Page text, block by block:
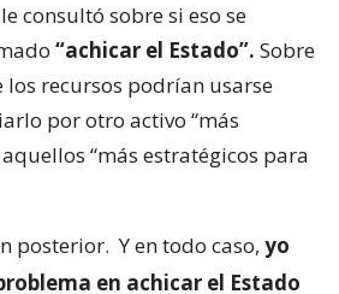
consultó sobre si eso se
“achicar el Estado”. Sobre
recursos podrían usarse
por otro activo “más
“más estratégicos para
posterior. Y en todo caso, yo
en achicar el Estado